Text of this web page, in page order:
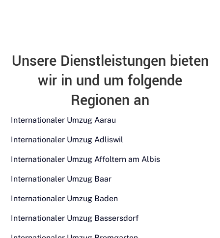
Unsere Dienstleistungen bieten
wir in und um folgende
Regionen an
Internationaler Umzug Aarau
Internationaler Umzug Adliswil
Internationaler Umzug Affoltern am Albis
Internationaler Umzug Baar
Internationaler Umzug Baden
Internationaler Umzug Bassersdorf